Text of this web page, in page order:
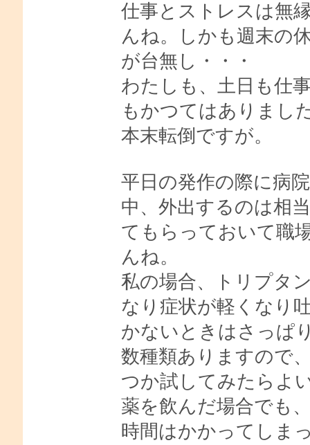
仕事とストレスは無
んね。しかも週末の
が台無し・・・
わたしも、土日も仕
もかつてはありまし
本末転倒ですが。
平日の発作の際に病
中、外出するのは相
てもらっておいて職
んね。
私の場合、トリプタ
なり症状が軽くなり
かないときはさっぱ
数種類ありますので
つか試してみたらよ
薬を飲んだ場合でも
時間はかかってしま